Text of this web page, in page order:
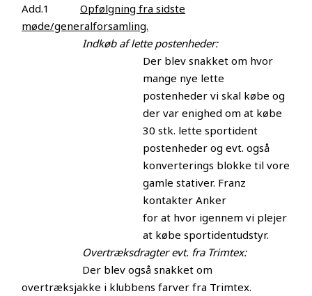
Add.1Opfølgning fra sidste
møde/generalforsamling.
Indkøb af lette postenheder:
Der blev snakket om hvor
mange nye lette
postenheder vi skal købe og
der var enighed om at købe
30 stk. lette sportident
postenheder og evt. også
konverterings blokke til vore
gamle stativer. Franz
kontakter Anker
for at hvor igennem vi plejer
at købe sportidentudstyr.
Overtræksdragter evt. fra Trimtex:
Der blev også snakket om
overtræksjakke i klubbens farver fra Trimtex.